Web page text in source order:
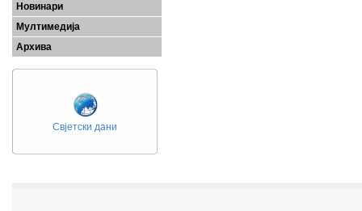
Новинари
Мултимедија
Архива
Свјетски дани